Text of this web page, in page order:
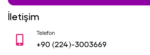
İletişim
Telefon
+90 (224)-3003669